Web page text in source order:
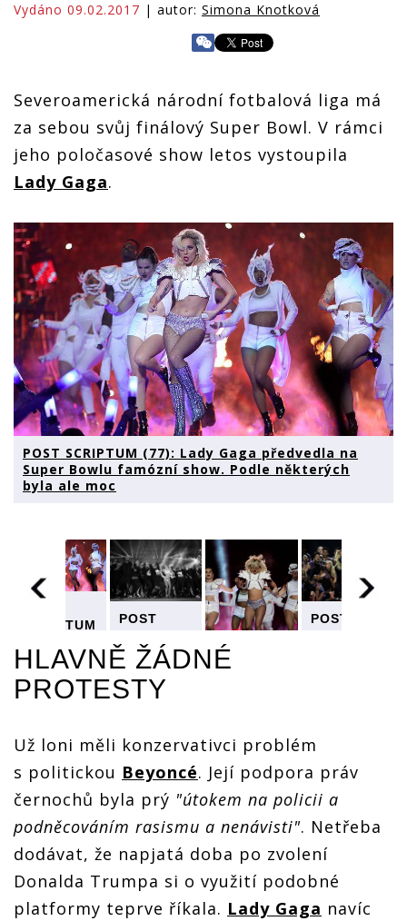
Vydáno 09.02.2017 | autor: Simona Knotková
Severoamerická národní fotbalová liga má
za sebou svůj finálový Super Bowl. V rámci
jeho poločasové show letos vystoupila
Lady Gaga.
POST SCRIPTUM (77): Lady Gaga předvedla na
Super Bowlu famózní show. Podle některých
byla ale moc
SCRIPTUM
Gaga
na Super
show.
Podle
některých
moc
POST
(77): Lady
Gaga
předvedla
na Super
show.
Podle
některých
byla ale
Gaga
na Super
Bowlu
famózní
show.
některých
byla ale
moc
POST
show.
Podle
některých
byla ale
HLAVNĚ ŽÁDNÉ
PROTESTY
Už loni měli konzervativci problém
s politickou Beyoncé. Její podpora práv
černochů byla prý "útokem na policii a
podněcováním rasismu a nenávisti". Netřeba
dodávat, že napjatá doba po zvolení
Donalda Trumpa si o využití podobné
platformy teprve říkala. Lady Gaga navíc